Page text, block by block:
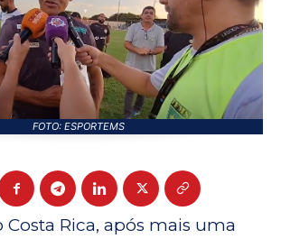
FOTO: ESPORTEMS
Rica, após mais uma